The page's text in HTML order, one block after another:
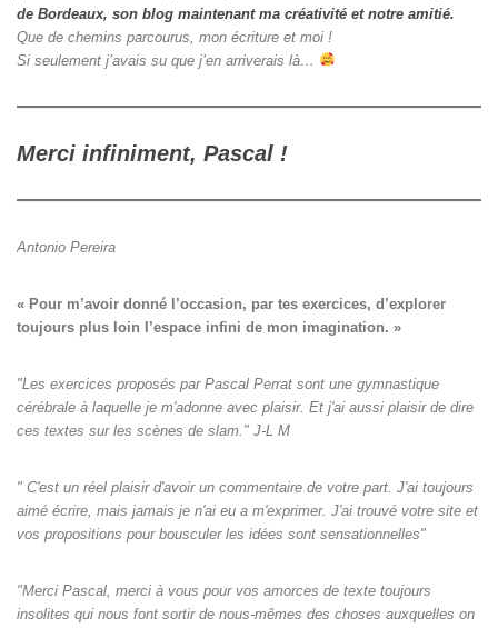
de Bordeaux, son blog maintenant ma créativité et notre amitié.
Que de chemins parcourus, mon écriture et moi !
Si seulement j’avais su que j’en arriverais là…
Merci infiniment, Pascal !
Antonio Pereira
« Pour m’avoir donné l’occasion, par tes exercices, d’explorer
toujours plus loin l’espace infini de mon imagination. »
"Les exercices proposés par Pascal Perrat sont une gymnastique
cérébrale à laquelle je m'adonne avec plaisir. Et j'ai aussi plaisir de dire
ces textes sur les scènes de slam." J-L M
" C'est un réel plaisir d'avoir un commentaire de votre part. J'ai toujours
aimé écrire, mais jamais je n'ai eu a m'exprimer. J'ai trouvé votre site et
vos propositions pour bousculer les idées sont sensationnelles"
"Merci Pascal, merci à vous pour vos amorces de texte toujours
insolites qui nous font sortir de nous-mêmes des choses auxquelles on